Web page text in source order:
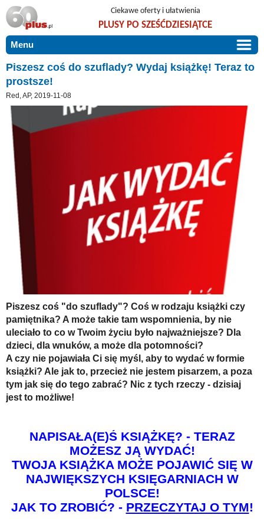
Ciekawe oferty i ułatwienia
PLUSY PO SZEŚĆDZIESIĄTCE
Menu
START
PROMOCJE
ARTYKUŁY
Szczególnie polecamy
Mieszkaj wygodnie i bez barier
Warto wiedzieć!
Podróże i wypoczynek
Taniej, okazyjnie, specjalnie dla 60plus
Na wesoło
Hobby i pasje
Żyj aktywnie
60plus - najcenniejsi klienci
Dobra opieka
Warto naśladować
Coś dla ducha
O finansach i społeczeństwie - edukacja nie tylko dla 60plus
Ciekawe książki
Stop samotności
Z internetem za pan brat
DLA BLISKICH
KONTAKT
Piszesz coś do szuflady? Wydaj książkę! Teraz to
prostsze!
Red, AP, 2019-11-08
Piszesz coś "do szuflady"? Coś w rodzaju książki czy
pamiętnika? A może takie tam wspomnienia, by nie
uleciało to co w Twoim życiu było najważniejsze? Dla
dzieci, dla wnuków, a może dla potomności?
A czy nie pojawiała Ci się myśl, aby to wydać w formie
książki? Ale jak to, przecież nie jestem pisarzem, a poza
tym jak się do tego zabrać? Nic z tych rzeczy - dzisiaj
jest to możliwe!
NAPISAŁA(E)Ś KSIĄŻKĘ? - TERAZ
MOŻESZ JĄ WYDAĆ!
TWOJA KSIĄŻKA MOŻE POJAWIĆ SIĘ W
NAJWIĘKSZYCH KSIĘGARNIACH W
POLSCE!
JAK TO ZROBIĆ? - PRZECZYTAJ O TYM!